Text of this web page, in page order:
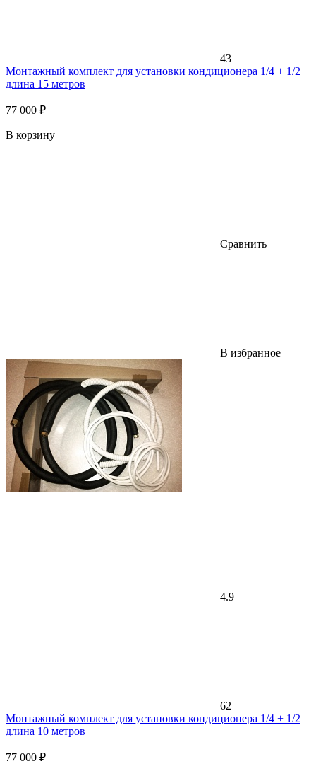
43
Монтажный комплект для установки кондиционера 1/4 + 1/2
длина 15 метров
77 000 ₽
В корзину
Сравнить
В избранное
4.9
62
Монтажный комплект для установки кондиционера 1/4 + 1/2
длина 10 метров
77 000 ₽